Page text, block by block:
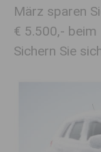
März sparen
€ 5.500,- beim
Sichern Sie